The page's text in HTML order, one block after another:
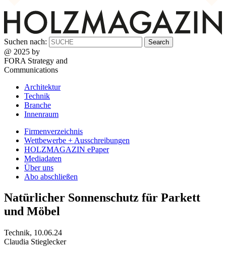
Suchen nach:
@ 2025 by
FORA Strategy and
Communications
Architektur
Technik
Branche
Innenraum
Firmenverzeichnis
Wettbewerbe + Ausschreibungen
HOLZMAGAZIN ePaper
Mediadaten
Über uns
Abo abschließen
Natürlicher Sonnenschutz für Parkett
und Möbel
Technik, 10.06.24
Claudia Stieglecker